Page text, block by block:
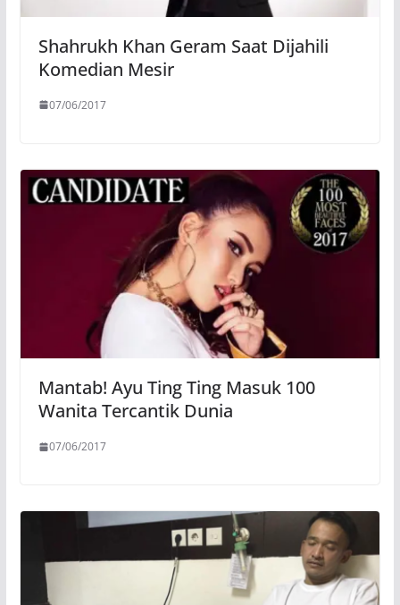
Shahrukh Khan Geram Saat Dijahili
Komedian Mesir
07/06/2017
Mantab! Ayu Ting Ting Masuk 100
Wanita Tercantik Dunia
07/06/2017